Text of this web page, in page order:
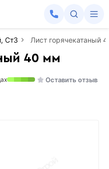
Ст3 Лист горячекатаный
40 мм
Оставить отзыв